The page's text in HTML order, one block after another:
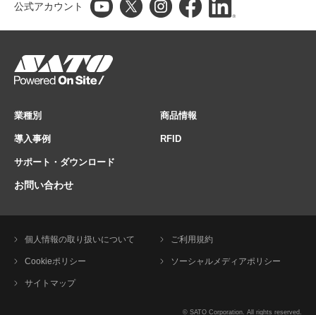
公式アカウント
業種別 商品情報
導入事例 RFID
サポート・ダウンロード
お問い合わせ
個人情報の取り扱いについて ご利用規約
Cookieポリシー ソーシャルメディアポリシー
サイトマップ
© SATO Corporation. All rights reserved.